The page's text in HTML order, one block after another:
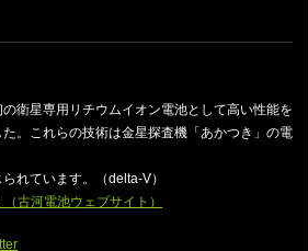
衛星専用リチウムイオン電池として高い性能を
。これらの技術は金星探査機「あかつき」の電
れています。（delta-V）
古河電池ウェブサイト）